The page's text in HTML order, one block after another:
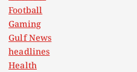
Football
Gaming
Gulf News
headlines
Health